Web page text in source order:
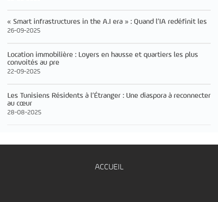
« Smart infrastructures in the A.I era » : Quand l’IA redéfinit les
26-09-2025
Location immobilière : Loyers en hausse et quartiers les plus
convoités au pre
22-09-2025
Les Tunisiens Résidents à l’Étranger : Une diaspora à reconnecter
au cœur
28-08-2025
ACCUEIL